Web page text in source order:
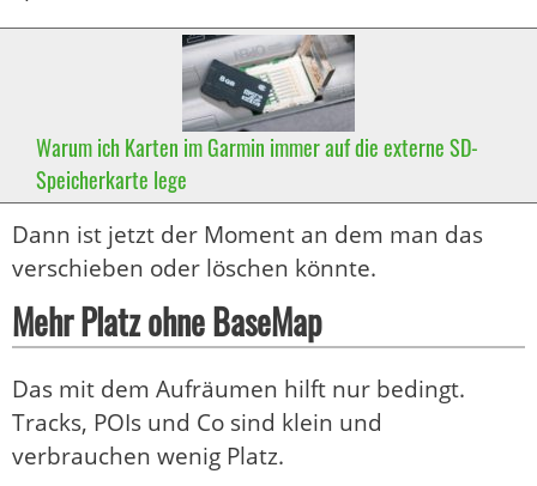
Warum ich Karten im Garmin immer auf die externe SD-
Speicherkarte lege
Dann ist jetzt der Moment an dem man das
verschieben oder löschen könnte.
Mehr Platz ohne BaseMap
Das mit dem Aufräumen hilft nur bedingt.
Tracks, POIs und Co sind klein und
verbrauchen wenig Platz.